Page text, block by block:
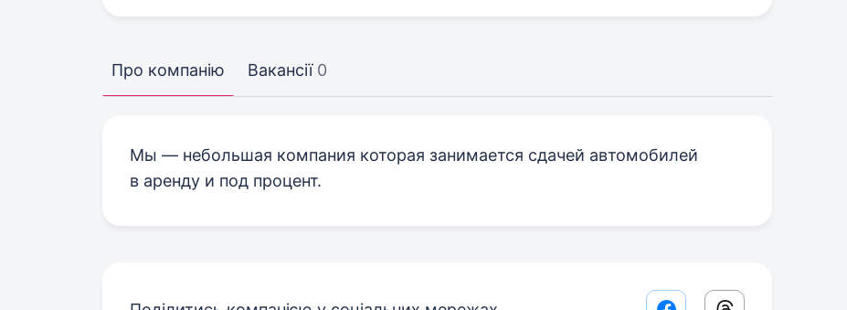
Про компанію Вакансії 0
Мы — небольшая компания которая занимается сдачей автомобилей
в аренду и под процент.